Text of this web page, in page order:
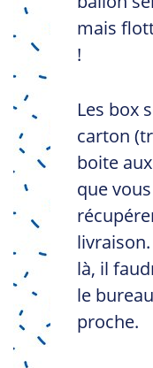
mais
!
Les box
carton
boite
que
là, il
le
proche.